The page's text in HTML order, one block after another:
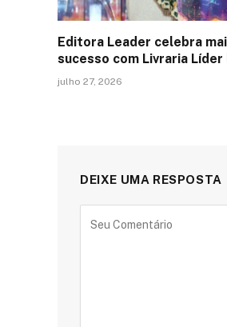
Editora Leader celebra
sucesso com Livraria
julho 27, 2026
DEIXE UMA RESPOSTA